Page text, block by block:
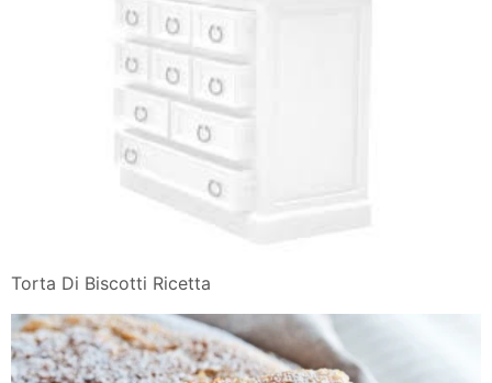
Torta Di Biscotti Ricetta